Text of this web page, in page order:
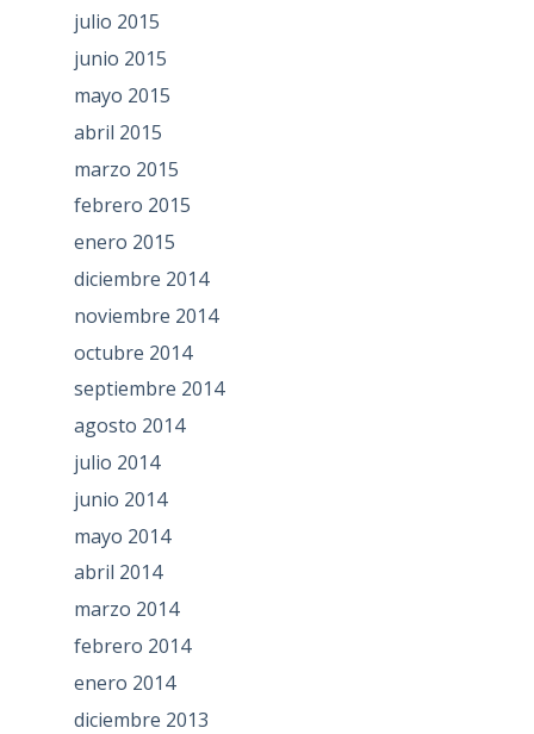
julio 2015
junio 2015
mayo 2015
abril 2015
marzo 2015
febrero 2015
enero 2015
diciembre 2014
noviembre 2014
octubre 2014
septiembre 2014
agosto 2014
julio 2014
junio 2014
mayo 2014
abril 2014
marzo 2014
febrero 2014
enero 2014
diciembre 2013